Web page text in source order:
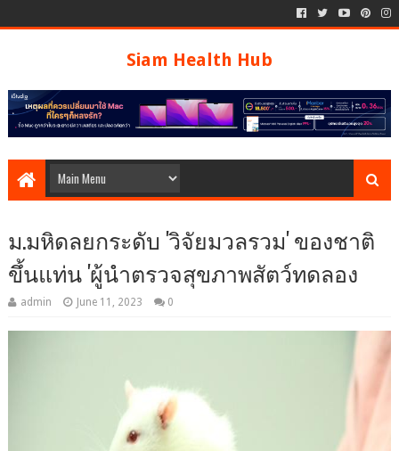
Siam Health Hub
ม.มหิดลยกระดับ 'วิจัยมวลรวม' ของชาติ
ขึ้นแท่น 'ผู้นำตรวจสุขภาพสัตว์ทดลอง
admin June 11, 2023 0